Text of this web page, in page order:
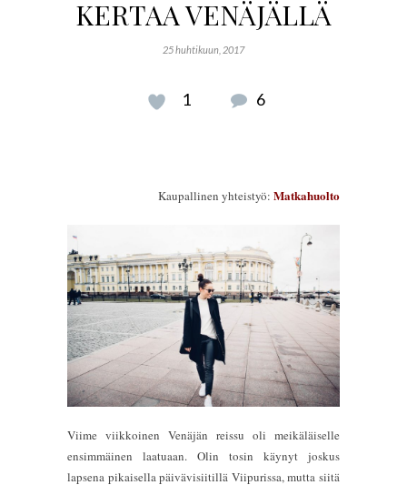
KERTAA VENÄJÄLLÄ
25 huhtikuun, 2017
1 6
Kaupallinen yhteistyö: Matkahuolto
Viime viikkoinen Venäjän reissu oli meikäläiselle
ensimmäinen laatuaan. Olin tosin käynyt joskus
lapsena pikaisella päivävisiitillä Viipurissa, mutta siitä